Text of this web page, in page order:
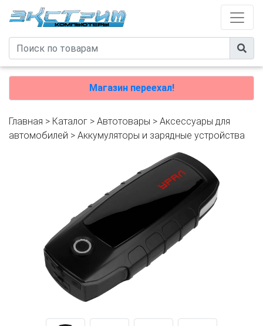
Магазин переехал!
Главная > Каталог > Автотовары > Аксессуары для
автомобилей > Аккумуляторы и зарядные устройства